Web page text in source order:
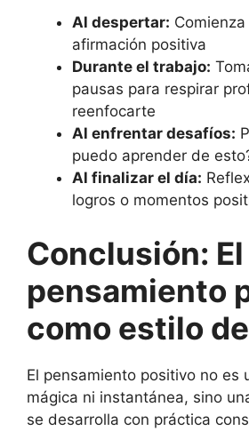
Al despertar:
afirmación positiva
Durante el trabajo:
pausas para respirar
reenfocarte
Al enfrentar desafíos:
puedo aprender de
Al finalizar el día:
logros o momentos
Conclusión: El
pensamiento
como estilo
El pensamiento positivo no es
mágica ni instantánea, sino
se desarrolla con práctica